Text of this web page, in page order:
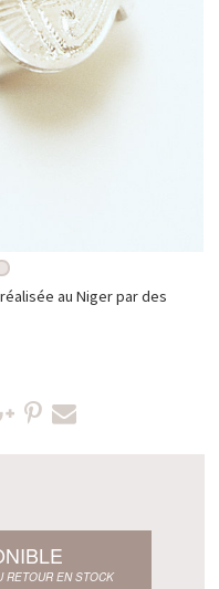
au Niger par des
RETOUR EN STOCK